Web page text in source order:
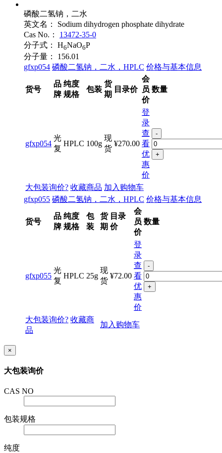
磷酸二氢钠，二水
英文名：
Sodium dihydrogen phosphate dihydrate
Cas No.：
13472-35-0
分子式：
H6NaO6P
分子量：
156.01
gfxp054 磷酸二氢钠，二水，HPLC 价格与基本信息
货号
品
牌
纯度
规格
包装
货
期
目录价
会
员
价
数量
gfxp054
光
复
HPLC 100g
现
货
¥270.00
登
录
查
看
优
惠
价
-
+
大包装询价? 收藏商品 加入购物车
gfxp055 磷酸二氢钠，二水，HPLC 价格与基本信息
货号
品
牌
纯度
规格
包
装
货
期
目录
价
会
员
价
数量
gfxp055
光
复
HPLC 25g
现
货
¥72.00
登
录
查
看
优
惠
价
-
+
大包装询价? 收藏商
品
加入购物车
×
大包装询价
CAS NO
包装规格
纯度